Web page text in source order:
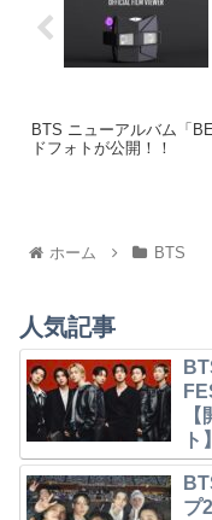
BTS ニューアルバム「
ドフォトが公開！！
ホーム BTS
人気記事
ト】
プ